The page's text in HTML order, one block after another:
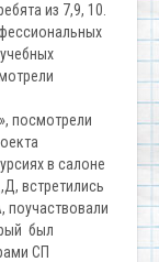
из 7,9, 10.
посмотрели
в салоне
встретились
поучаствовали
был
СП